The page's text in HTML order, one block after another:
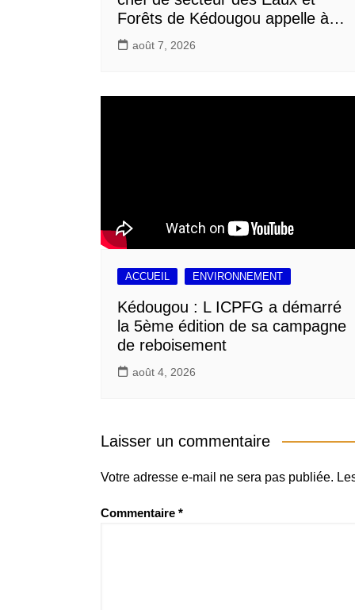
Forêts de Kédougou appelle à…
août 7, 2026
ACCUEIL ENVIRONNEMENT
Kédougou : L ICPFG a démarré
la 5ème édition de sa campagne
de reboisement
août 4, 2026
Laisser un commentaire
Votre adresse e-mail ne sera pas publiée.
Commentaire *